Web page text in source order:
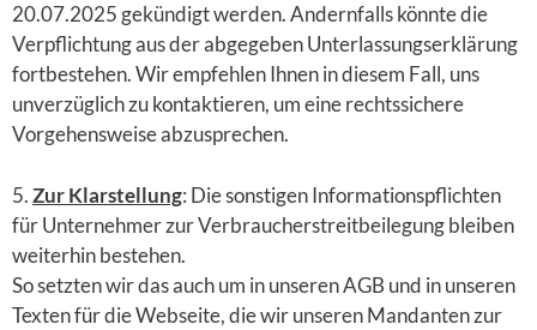
20.07.2025 gekündigt werden. Andernfalls könnte die
Verpflichtung aus der abgegeben Unterlassungserklärung
fortbestehen. Wir empfehlen Ihnen in diesem Fall, uns
unverzüglich zu kontaktieren, um eine rechtssichere
Vorgehensweise abzusprechen.
5.Zur Klarstellung: Die sonstigen Informationspflichten
für Unternehmer zur Verbraucherstreitbeilegung bleiben
weiterhin bestehen.
So setzten wir das auch um in unseren AGB und in unseren
Texten für die Webseite, die wir unseren Mandanten zur